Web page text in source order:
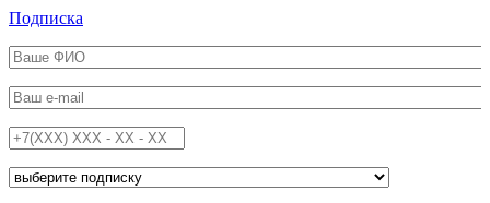
Перейти к основному содержанию
Подписка
ФИО*
Email*
Телефон*
Подписка на*